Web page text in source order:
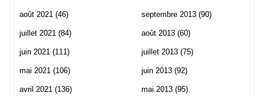
août 2021 (46)
juillet 2021 (84)
juin 2021 (111)
mai 2021 (106)
avril 2021 (136)
septembre 2013 (90)
août 2013 (60)
juillet 2013 (75)
juin 2013 (92)
mai 2013 (95)